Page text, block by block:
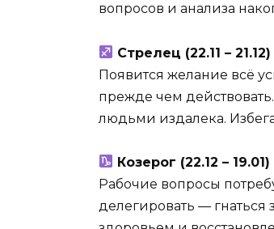
вопросов и анализа
Стрелец (22.11 – 21.12)
Появится желание всё
прежде чем
людьми издалека.
Козерог (22.12 – 19.01)
Рабочие вопросы
делегировать — гнаться